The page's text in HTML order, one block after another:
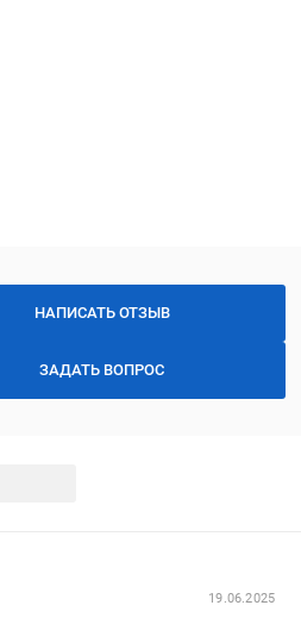
НАПИСАТЬ ОТЗЫВ
ЗАДАТЬ ВОПРОС
19.06.2025